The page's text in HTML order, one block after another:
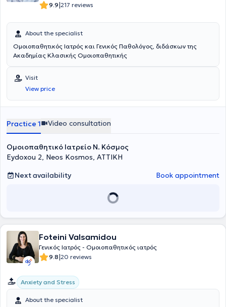
9.9|217 reviews
About the specialist
Ομοιοπαθητικός Ιατρός και Γενικός Παθολόγος, διδάσκων της
Ακαδημίας Κλασικής Ομοιοπαθητικής
Visit
View price
Practice 1 Video consultation
Ομοιοπαθητικό Ιατρείο Ν. Κόσμος
Eydoxou 2, Neos Kosmos, ΑΤΤΙΚΗ
Next availability
Book appointment
Foteini Valsamidou
Γενικός Ιατρός - Ομοιοπαθητικός ιατρός
9.8|20 reviews
Anxiety and Stress
About the specialist